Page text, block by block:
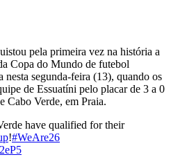
pela primeira vez na história a
Copa do Mundo de futebol
segunda-feira (13), quando os
de Essuatíni pelo placar de 3 a 0
Cabo Verde, em Praia.
have qualified for their
!#WeAre26